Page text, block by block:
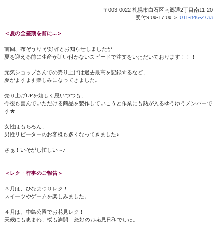
〒003-0022 札幌市白石区南郷通2丁目南11-20
受付9:00-17:00 ＞011-846-2733
＜夏の全盛期を前に...＞
前回、布ぞうり が好評とお知らせしましたが
夏を迎える前に生産が追い付かないスピードで注文をいただいております！！！
元気ショップさんでの売り上げは過去最高を記録するなど、
夏がますます楽しみになってきました。
売り上げUPを嬉しく思いつつも、
今後も喜んでいただける商品を製作していこうと作業にも熱が入るゆうゆうメンバーで
す★
女性はもちろん、
男性リピーターのお客様も多くなってきました♪
さぁ！いそがし忙しい～♪
＜レク・行事のご報告＞
３月は、ひなまつりレク！
スイーツやゲームを楽しみました。
４月は、中島公園でお花見レク！
天候にも恵まれ、桜も満開... 絶好のお花見日和でした。